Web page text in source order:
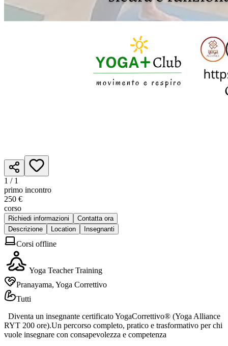
1 / 1
primo incontro
250 €
corso
Richiedi informazioni
Contatta ora
Descrizione
Location Insegnanti
Corsi offline
Yoga Teacher Training
Pranayama, Yoga Correttivo
Tutti
Diventa un insegnante certificato YogaCorrettivo® (Yoga Alliance
RYT 200 ore).Un percorso completo, pratico e trasformativo per chi
vuole insegnare con consapevolezza e competenza